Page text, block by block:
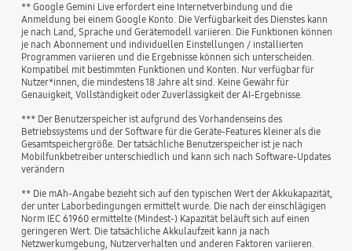
** Google Gemini Live erfordert eine Internetverbindung und die
Anmeldung bei einem Google Konto. Die Verfügbarkeit des Dienstes kann
je nach Land, Sprache und Gerätemodell variieren. Die Funktionen können
je nach Abonnement und individuellen Einstellungen / installierten
Programmen variieren und die Ergebnisse können sich unterscheiden.
Kompatibel mit bestimmten Funktionen und Konten. Nur verfügbar für
Nutzer*innen, die mindestens 18 Jahre alt sind. Keine Gewähr für
Genauigkeit, Vollständigkeit oder Zuverlässigkeit der AI-Ergebnisse.
*** Der Benutzerspeicher ist aufgrund des Vorhandenseins des
Betriebssystems und der Software für die Geräte-Features kleiner als die
Gesamtspeichergröße. Der tatsächliche Benutzerspeicher ist je nach
Mobilfunkbetreiber unterschiedlich und kann sich nach Software-Updates
verändern
** Die mAh-Angabe bezieht sich auf den typischen Wert der Akkukapazität,
der unter Laborbedingungen ermittelt wurde. Die nach der einschlägigen
Norm IEC 61960 ermittelte (Mindest-) Kapazität beläuft sich auf einen
geringeren Wert. Die tatsächliche Akkulaufzeit kann ja nach
Netzwerkumgebung, Nutzerverhalten und anderen Faktoren variieren.